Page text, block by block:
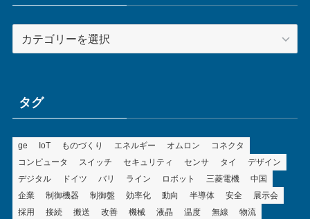
テ
ータグ
ge IoT ものづくり エネルギー オムロン
コネクタ
コンピュータ
スイッチ セキュリティ センサ タイ
デザイン
デジタル
ドイツ バリ ライン ロボット 三菱電機
中国
企業
制御機器 制御盤 効率化 動向 半導体 安全
展示会
採用
接続 搬送 改善 機械 液晶 温度 無線 物流